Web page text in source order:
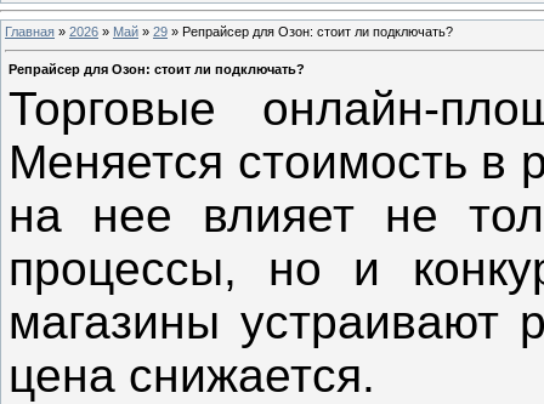
Главная » 2026 » Май » 29 » Репрайсер для Озон: стоит ли подключать?
Репрайсер для Озон: стоит ли подключать?
Торговые онлайн-
Меняется стоимость в
на нее влияет не
процессы, но и
магазины устраивают
цена снижается.